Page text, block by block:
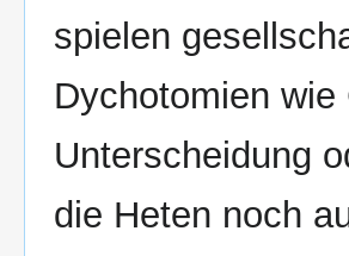
spielen
Dychotomien
Unterscheidung
die Heten noch